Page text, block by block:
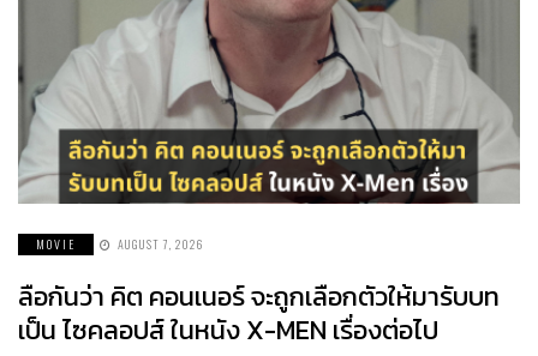
MOVIE AUGUST 7, 2026
ลือกันว่า คิต คอนเนอร์ จะถูกเลือกตัวให้มารับบท
เป็น ไซคลอปส์ ในหนัง X-MEN เรื่องต่อไป